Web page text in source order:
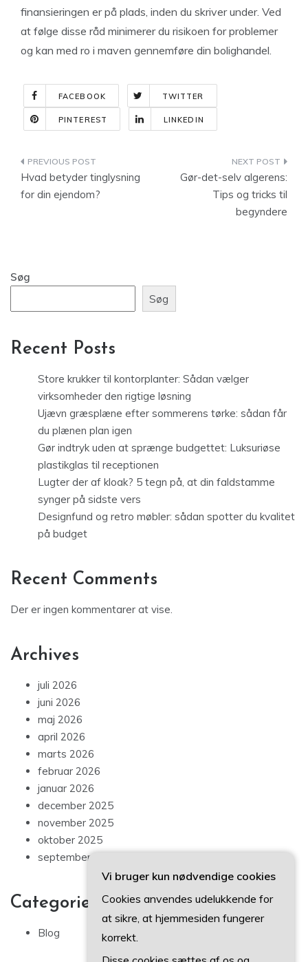
finansieringen er på plads, inden du skriver under. Ved
at følge disse råd minimerer du risikoen for problemer
og kan med ro i maven gennemføre din bolighandel.
FACEBOOK TWITTER
PINTEREST LINKEDIN
Indlægsnavigation
Hvad betyder tinglysning
for din ejendom?
Gør-det-selv algerens:
Tips og tricks til
begyndere
Søg
Søg
Recent Posts
Store krukker til kontorplanter: Sådan vælger
virksomheder den rigtige løsning
Ujævn græsplæne efter sommerens tørke: sådan får
du plænen plan igen
Gør indtryk uden at sprænge budgettet: Luksuriøse
plastikglas til receptionen
Lugter der af kloak? 5 tegn på, at din faldstamme
synger på sidste vers
Designfund og retro møbler: sådan spotter du kvalitet
på budget
Recent Comments
Der er ingen kommentarer at vise.
Archives
juli 2026
juni 2026
maj 2026
april 2026
marts 2026
februar 2026
januar 2026
december 2025
november 2025
oktober 2025
september 2025
Categories
Blog
Vi bruger kun nødvendige cookies
Cookies anvendes udelukkende for
at sikre, at hjemmesiden fungerer
korrekt.